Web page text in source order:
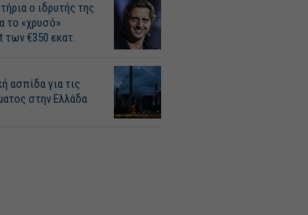
ο ιδρυτής της
το «χρυσό»
των €350 εκατ.
ασπίδα για τις
στην Ελλάδα